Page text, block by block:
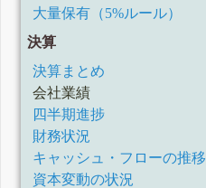
大量保有（5%ルール）
決算
決算まとめ
会社業績
四半期進捗
財務状況
キャッシュ・フローの推移
資本変動の状況